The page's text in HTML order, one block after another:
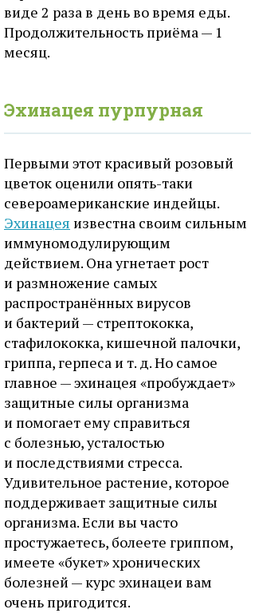
виде 2 раза в день во время еды.
Продолжительность приёма — 1
месяц.
Эхинацея пурпурная
Первыми этот красивый розовый
цветок оценили опять-таки
североамериканские индейцы.
Эхинацея известна своим сильным
иммуномодулирующим
действием. Она угнетает рост
и размножение самых
распространённых вирусов
и бактерий — стрептококка,
стафилококка, кишечной палочки,
гриппа, герпеса и т. д. Но самое
главное — эхинацея «пробуждает»
защитные силы организма
и помогает ему справиться
с болезнью, усталостью
и последствиями стресса.
Удивительное растение, которое
поддерживает защитные силы
организма. Если вы часто
простужаетесь, болеете гриппом,
имеете «букет» хронических
болезней — курс эхинацеи вам
очень пригодится.